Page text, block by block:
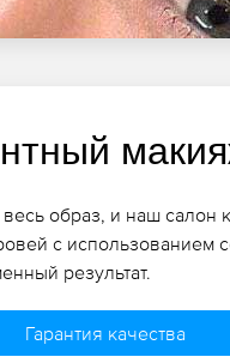
образ, и наш салон
с использованием
результат.
Гарантия качества